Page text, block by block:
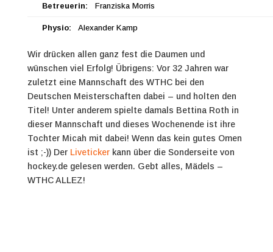
Betreuerin: Franziska Morris
Physio: Alexander Kamp
Wir drücken allen ganz fest die Daumen und
wünschen viel Erfolg! Übrigens: Vor 32 Jahren war
zuletzt eine Mannschaft des WTHC bei den
Deutschen Meisterschaften dabei – und holten den
Titel! Unter anderem spielte damals Bettina Roth in
dieser Mannschaft und dieses Wochenende ist ihre
Tochter Micah mit dabei! Wenn das kein gutes Omen
ist ;-)) Der Liveticker kann über die Sonderseite von
hockey.de gelesen werden. Gebt alles, Mädels –
WTHC ALLEZ!